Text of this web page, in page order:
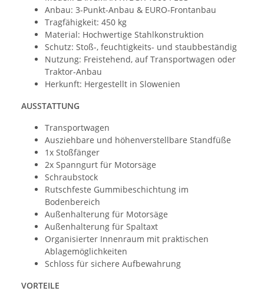
Anbau: 3-Punkt-Anbau & EURO-Frontanbau
Tragfähigkeit: 450 kg
Material: Hochwertige Stahlkonstruktion
Schutz: Stoß-, feuchtigkeits- und staubbeständig
Nutzung: Freistehend, auf Transportwagen oder
Traktor-Anbau
Herkunft: Hergestellt in Slowenien
AUSSTATTUNG
Transportwagen
Ausziehbare und höhenverstellbare Standfüße
1x Stoßfänger
2x Spanngurt für Motorsäge
Schraubstock
Rutschfeste Gummibeschichtung im
Bodenbereich
Außenhalterung für Motorsäge
Außenhalterung für Spaltaxt
Organisierter Innenraum mit praktischen
Ablagemöglichkeiten
Schloss für sichere Aufbewahrung
VORTEILE